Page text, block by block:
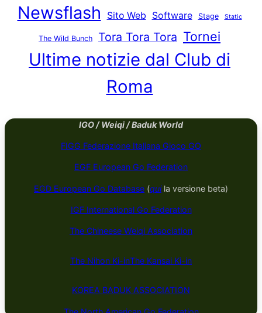
Newsflash Sito Web Software Stage Static
The Wild Bunch Tora Tora Tora Tornei
Ultime notizie dal Club di
Roma
IGO / Weiqi / Baduk World
FIGG Federazione Italiana Gioco GO
EGF European Go Federation
EGD European Go Database (quila versione beta)
IGF International Go Federation
The Chineese Weiqi Association
The Nihon Ki-inThe Kansai Ki-in
KOREA BADUK ​​​​ASSOCIATION